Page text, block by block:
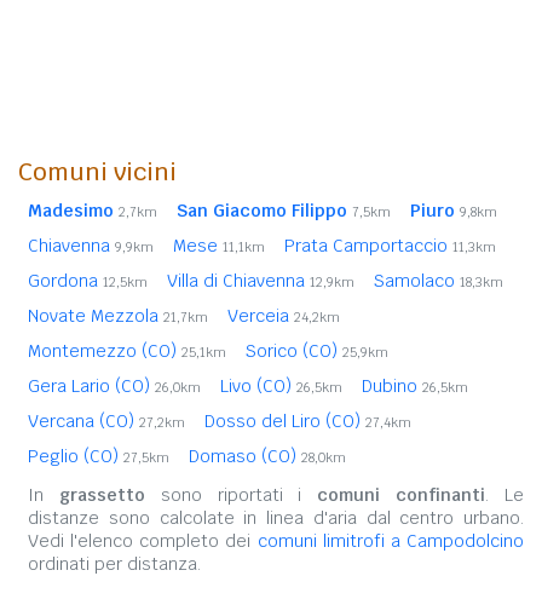
Comuni vicini
Madesimo 2,7km San Giacomo Filippo 7,5km Piuro 9,8km
Chiavenna 9,9km Mese 11,1km Prata Camportaccio 11,3km
Gordona 12,5km Villa di Chiavenna 12,9km Samolaco 18,3km
Novate Mezzola 21,7km Verceia 24,2km
Montemezzo (CO) 25,1km Sorico (CO) 25,9km
Gera Lario (CO) 26,0km Livo (CO) 26,5km Dubino 26,5km
Vercana (CO) 27,2km Dosso del Liro (CO) 27,4km
Peglio (CO) 27,5km Domaso (CO) 28,0km
In grassetto sono riportati i comuni confinanti. Le
distanze sono calcolate in linea d'aria dal centro urbano.
Vedi l'elenco completo dei comuni limitrofi a Campodolcino
ordinati per distanza.